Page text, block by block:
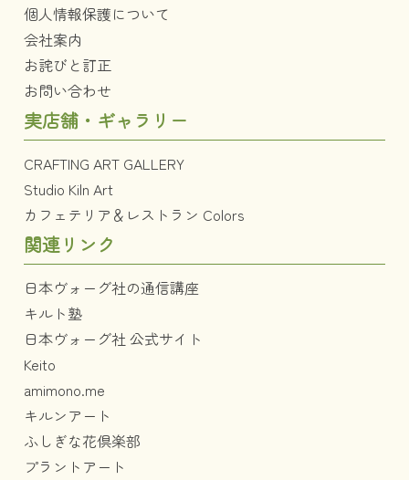
個人情報保護について
会社案内
お詫びと訂正
お問い合わせ
実店舗・ギャラリー
CRAFTING ART GALLERY
Studio Kiln Art
カフェテリア＆レストラン Colors
関連リンク
日本ヴォーグ社の通信講座
キルト塾
日本ヴォーグ社 公式サイト
Keito
amimono.me
キルンアート
ふしぎな花倶楽部
プラントアート